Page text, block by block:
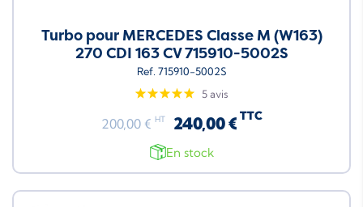
Turbo pour MERCEDES Classe M (W163)
270 CDI 163 CV 715910-5002S
Ref. 715910-5002S
5 avis
200,00 € HT 240,00 € TTC
En stock